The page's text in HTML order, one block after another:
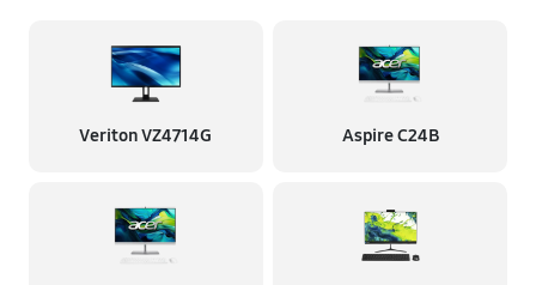
Veriton VZ4714G Aspire C24B